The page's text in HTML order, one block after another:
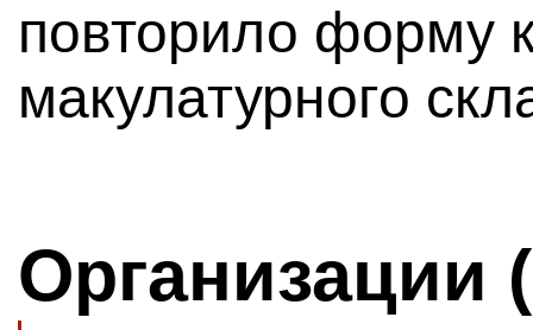
повторило форму
макулатурного
Организации